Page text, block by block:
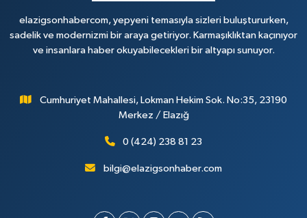
elazigsonhabercom, yepyeni temasıyla sizleri buluştururken,
sadelik ve modernizmi bir araya getiriyor. Karmaşıklıktan kaçınıyor
ve insanlara haber okuyabilecekleri bir altyapı sunuyor.
Cumhuriyet Mahallesi, Lokman Hekim Sok. No:35, 23190
Merkez / Elazığ
0 (424) 238 81 23
bilgi@elazigsonhaber.com